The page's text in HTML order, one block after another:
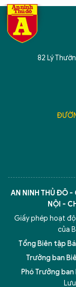
82 Lý
AN NINH THỦ ĐÔ -
NỘI -
Giấy phép hoạt
của
Tổng Biên tập
Trưởng ban
Phó Trưởng